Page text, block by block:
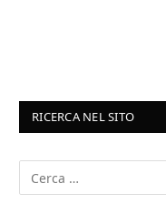
RICERCA NEL SITO